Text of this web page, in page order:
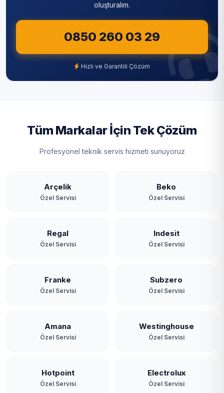
oluşturalım.
0850 260 03 29
Hızlı ve Garantili Çözüm
Tüm Markalar İçin Tek Çözüm
Profesyonel teknik servis hizmeti sunuyoruz
Arçelik
Özel Servisi
Beko
Özel Servisi
Regal
Özel Servisi
Indesit
Özel Servisi
Franke
Özel Servisi
Subzero
Özel Servisi
Amana
Özel Servisi
Westinghouse
Özel Servisi
Hotpoint
Özel Servisi
Electrolux
Özel Servisi